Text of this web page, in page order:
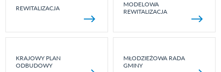
REWITALIZACJA
MODELOWA
REWITALIZACJA
KRAJOWY PLAN
ODBUDOWY
MŁODZIEŻOWA RADA
GMINY